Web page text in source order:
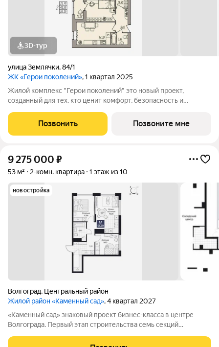
3D-тур
улица Землячки,84/1
ЖК «Герои поколений», 1 квартал 2025
Жилой комплекс "Герои поколений" это новый проект,
созданный для тех, кто ценит комфорт, безопасность и
предлагает своим жителям возможность насладиться
тишиной и спокойствием, находясь при
Позвонить Позвоните мне
9 275 000 ₽
53 м² 2-комн. квартира 1 этаж из 10
новостройка
Волгоград, Центральный район
Жилой район «Каменный сад», 4 квартал 2027
«Каменный сад» знаковый проект бизнес-класса в центре
Волгограда. Первый этап строительства семь секций
внутренний приватный двор, свободный от машин. С верхних